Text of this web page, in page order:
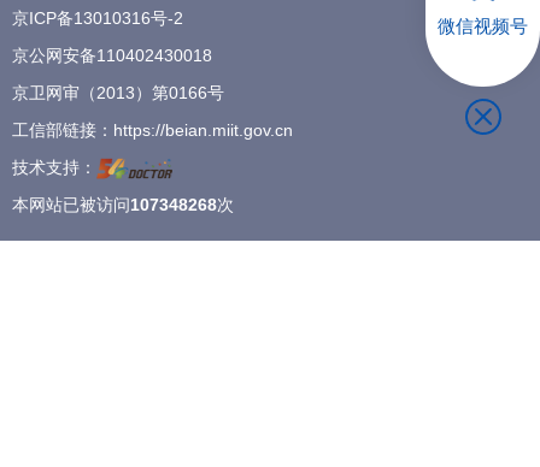
京ICP备13010316号-2
京公网安备110402430018
京卫网审（2013）第0166号
工信部链接： https://beian.miit.gov.cn
技术支持：
本网站已被访问107348268次
微信视频号